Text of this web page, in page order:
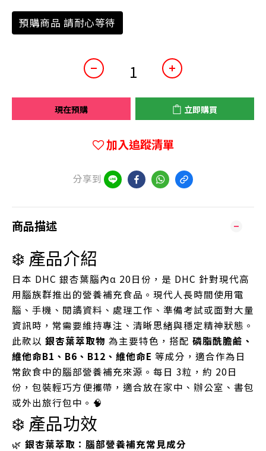
預購商品 請耐心等待
現在預購 立即購買
加入追蹤清單
分享到
商品描述
❄️ 產品介紹
日本 DHC 銀杏葉腦內α 20日份，是 DHC 針對現代高
用腦族群推出的營養補充食品。現代人長時間使用電
腦、手機、閱讀資料、處理工作、準備考試或面對大量
資訊時，常需要維持專注、清晰思緒與穩定精神狀態。
此款以 銀杏葉萃取物 為主要特色，搭配 磷脂酰膽鹼、
維他命B1、B6、B12、維他命E 等成分，適合作為日
常飲食中的腦部營養補充來源。每日 3粒，約 20日
份，包裝輕巧方便攜帶，適合放在家中、辦公室、書包
或外出旅行包中。🧠
❄️ 產品功效
🌿 銀杏葉萃取：腦部營養補充常見成分